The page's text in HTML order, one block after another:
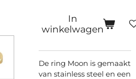
In
winkelwagen
De ring Moon is gemaakt
van stainless steel en een